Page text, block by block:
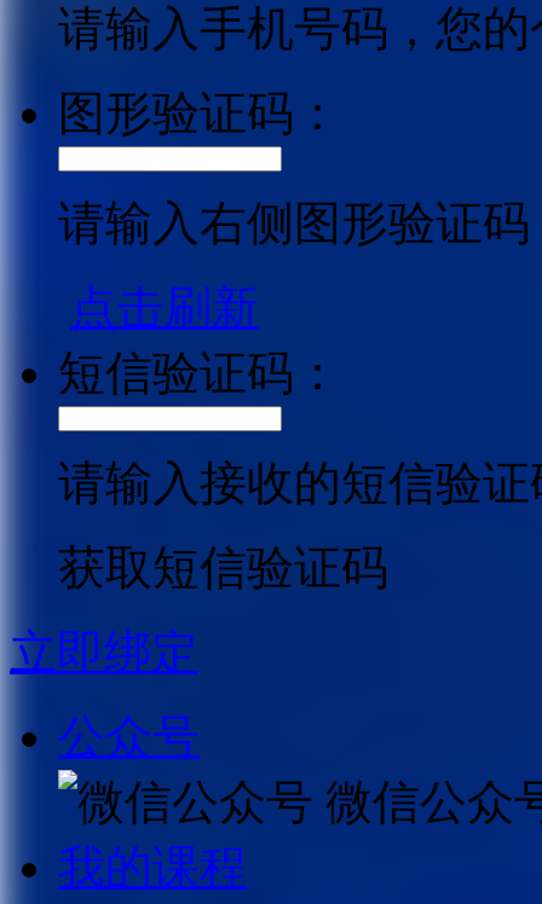
请输入手机号码，您
图形验证码：
请输入右侧图形验证码
点击刷新
短信验证码：
请输入接收的短信验证
获取短信验证码
立即绑定
公众号
微信公众
我的课程